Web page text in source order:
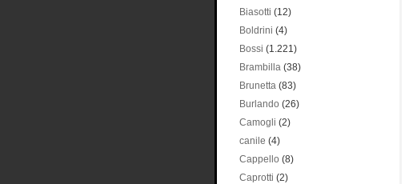
Biasotti (12)
Boldrini (4)
Bossi (1.221)
Brambilla (38)
Brunetta (83)
Burlando (26)
Camogli (2)
canile (4)
Cappello (8)
Caprotti (2)